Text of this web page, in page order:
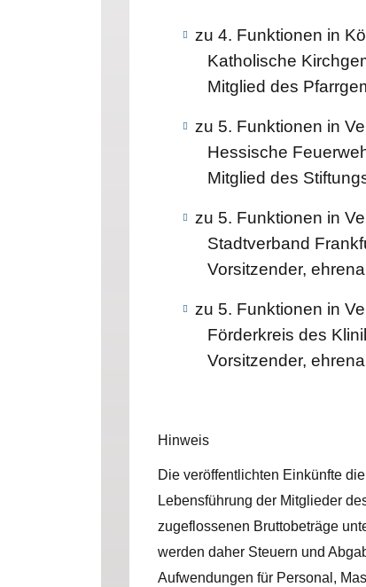
zu 4. Funktionen in
Katholische
Mitglied des
zu 5. Funktionen in
Hessische
Mitglied des
zu 5. Funktionen in
Stadtverband
Vorsitzender,
zu 5. Funktionen in
Förderkreis des
Vorsitzender,
Hinweis
Die veröffentlichten Einkünfte
Lebensführung der Mitglieder
zugeflossenen Bruttobeträge
werden daher Steuern und
Aufwendungen für Personal,